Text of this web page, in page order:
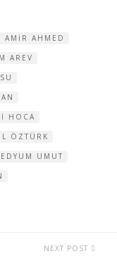
AMIR AHMED
AREV
HOCA
ÖZTÜRK
UMUT
NEXT POST